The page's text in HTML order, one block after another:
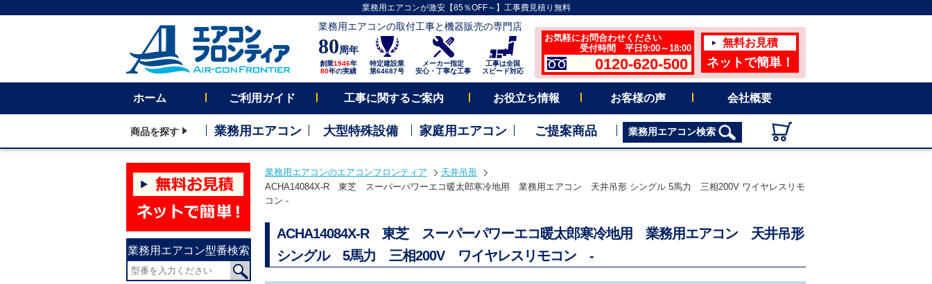
業務用エアコンが激安【85％OFF～】工事費見積り無料
業務用エアコンの取付工事と機器販売の専門店
80周年
創業1946年
80年の実績
特定建設業
第64687号
メーカー指定
安心・丁寧な工事
工事は全国
スピード対応
お気軽にお問合わせください
受付時間 平日9:00～18:00
0120-620-500
無料お見積
ネットで簡単！
ホーム ご利用ガイド 工事に関するご案内 お役立ち情報 お客様の声 会社概要
商品を探す 業務用エアコン 大型特殊設備 家庭用エアコン ご提案商品 業務用エアコン検索
業務用エアコン型番検索
業務用エアコンのエアコンフロンティア
天井吊形
ACHA14084X-R 東芝 スーパーパワーエコ暖太郎寒冷地用 業務用エアコン 天井吊形 シングル 5馬力 三相200V ワイヤレスリモ
コン -
ACHA14084X-R 東芝 スーパーパワーエコ暖太郎寒冷地用 業務用エアコン 天井吊形
シングル 5馬力 三相200V ワイヤレスリモコン -